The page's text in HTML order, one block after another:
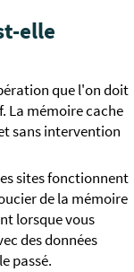
elle
que l'on doit
La mémoire cache
sans intervention
sites fonctionnent
de la mémoire
lorsque vous
des données
passé.